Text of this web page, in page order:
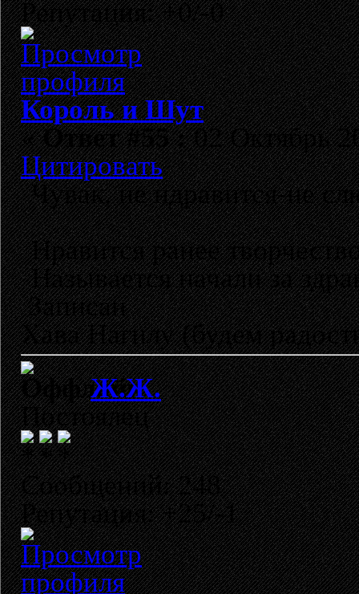
Репутация: +0/-0
Король и Шут
«Ответ #55 :02 Октябрь
Цитировать
Чувак, не ндравится-не
Нравится ранее
Называется начали за
Записан
Хава Нагилу (будем
Ж.Ж.
Постоялец
Сообщений: 248
Репутация: +25/-1